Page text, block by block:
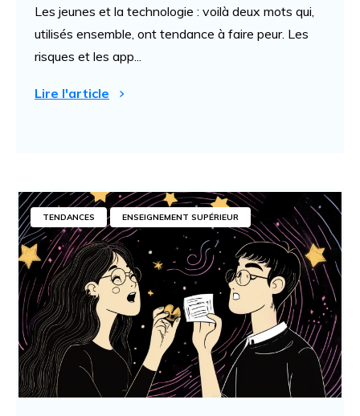
Les jeunes et la technologie : voilà deux mots qui,
utilisés ensemble, ont tendance à faire peur. Les
risques et les app...
Lire l'article
TENDANCES ENSEIGNEMENT SUPÉRIEUR